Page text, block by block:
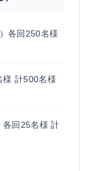
各回250名様
様 計500名様
各回25名様 計